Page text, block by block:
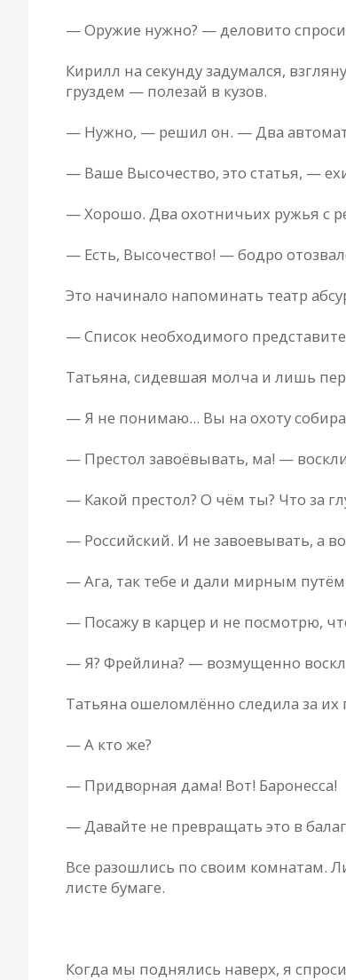
— Оружие нужно? — деловито
Кирилл на секунду задумался,
груздем — полезай в кузов.
— Нужно, — решил он. — Два
— Ваше Высочество, это статья, —
— Хорошо. Два охотничьих ружья с
— Есть, Высочество! — бодро
Это начинало напоминать театр
— Список необходимого
Татьяна, сидевшая молча и лишь
— Я не понимаю... Вы на охоту
— Престол завоёвывать, ма! —
— Какой престол? О чём ты? Что за
— Российский. И не завоевывать, а
— Ага, так тебе и дали мирным
— Посажу в карцер и не посмотрю,
— Я? Фрейлина? — возмущенно
Татьяна ошеломлённо следила за их
— А кто же?
— Придворная дама! Вот! Баронесса!
— Давайте не превращать это в
Все разошлись по своим комнатам.
листе бумаге.
Когда мы поднялись наверх, я